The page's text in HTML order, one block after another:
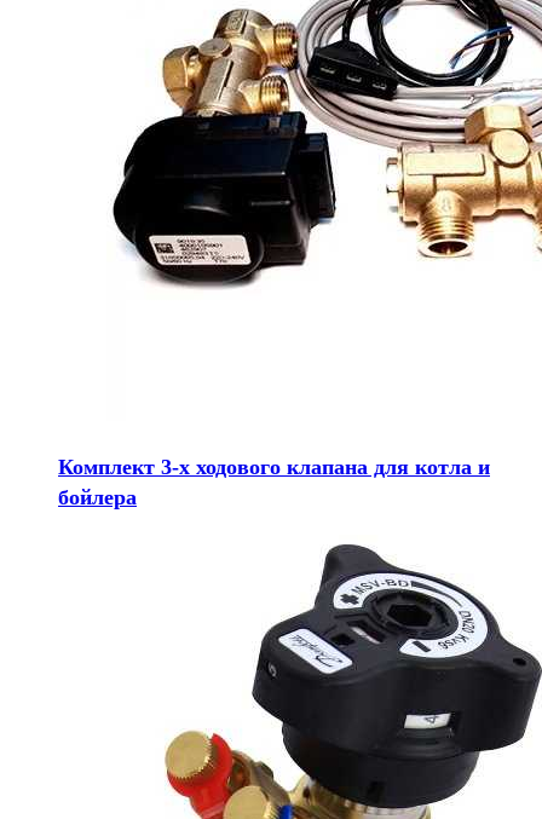
Комплект 3-х ходового клапана для котла и
бойлера